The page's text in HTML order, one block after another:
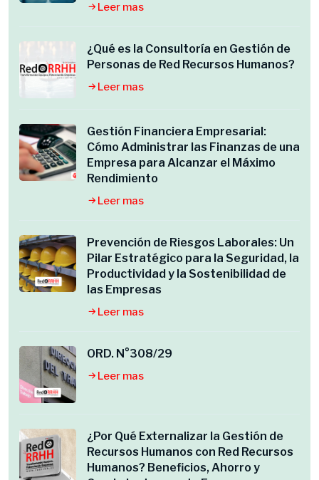
Leer mas
¿Qué es la Consultoría en Gestión de
Personas de Red Recursos Humanos?
Leer mas
Gestión Financiera Empresarial:
Cómo Administrar las Finanzas de una
Empresa para Alcanzar el Máximo
Rendimiento
Leer mas
Prevención de Riesgos Laborales: Un
Pilar Estratégico para la Seguridad, la
Productividad y la Sostenibilidad de
las Empresas
Leer mas
ORD. N°308/29
Leer mas
¿Por Qué Externalizar la Gestión de
Recursos Humanos con Red Recursos
Humanos? Beneficios, Ahorro y